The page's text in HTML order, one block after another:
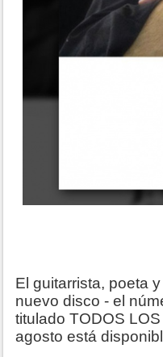
El guitarrista, poeta
nuevo disco - el
titulado TODOS
agosto está